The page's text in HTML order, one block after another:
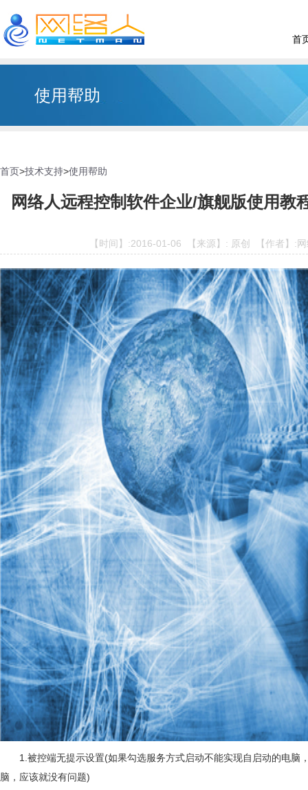
首
使用帮助
首页>技术支持>使用帮助
网络人远程控制软件企业/旗舰版使用教
【时间】:2016-01-06 【来源】: 原创 【作者】:
1.被控端无提示设置(如果勾选服务方式启动不能实现自启动的电脑
脑，应该就没有问题)